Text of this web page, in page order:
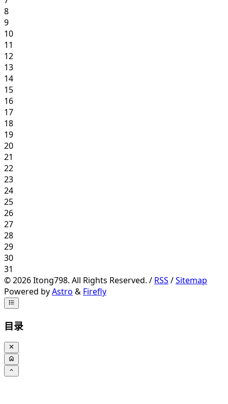
8
9
10
11
12
13
14
15
16
17
18
19
20
21
22
23
24
25
26
27
28
29
30
31
©2026Itong798. All Rights Reserved. / RSS /Sitemap
Powered byAstro & Firefly
目录